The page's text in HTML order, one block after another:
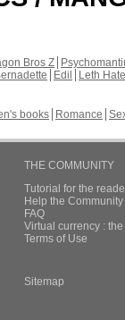
Bros Z
Edil
Leth Hate
books Romance
THE COMMUNITY
Tutorial for the
Help the
FAQ
Virtual currency :
Terms of Use
Sitemap